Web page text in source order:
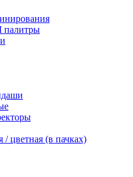
палитры
/ цветная (в пачках)